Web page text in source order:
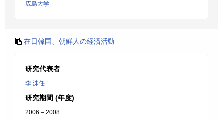
広島大学
在日韓国、朝鮮人の経済活動
研究代表者
李 洙任
研究期間 (年度)
2006 – 2008